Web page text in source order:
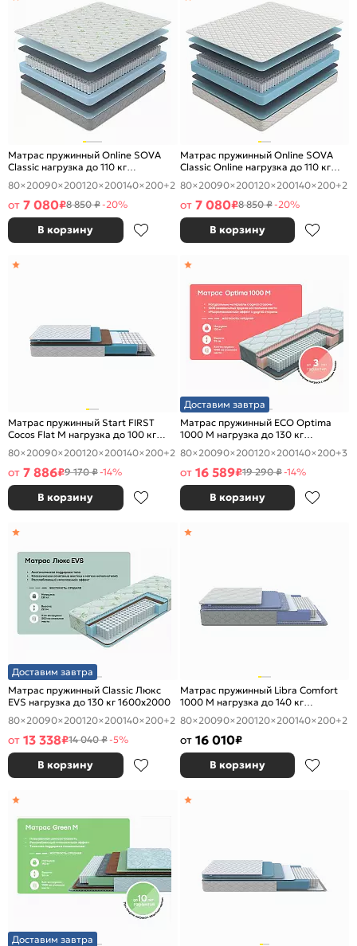
Матрас пружинный Online SOVA
Classic нагрузка до 110 кг
1600x2000
80×20090×200120×200140×200+2
от 7 080₽8 850 ₽-20%
В корзину
Матрас пружинный Online SOVA
Classic Online нагрузка до 110 кг
1600x2000
80×20090×200120×200140×200+2
от 7 080₽8 850 ₽-20%
В корзину
Матрас пружинный Start FIRST
Cocos Flat M нагрузка до 100 кг
1600x2000
80×20090×200120×200140×200+2
от 7 886₽9 170 ₽-14%
В корзину
Доставим завтра
Матрас пружинный ECO Optima
1000 M нагрузка до 130 кг
1600x2000
80×20090×200120×200140×200+3
от 16 589₽19 290 ₽-14%
В корзину
Доставим завтра
Матрас пружинный Classic Люкс
EVS нагрузка до 130 кг 1600x2000
80×20090×200120×200140×200+2
от 13 338₽14 040 ₽-5%
В корзину
Матрас пружинный Libra Comfort
1000 M нагрузка до 140 кг
1600x2000
80×20090×200120×200140×200+2
от 16 010₽
В корзину
Доставим завтра